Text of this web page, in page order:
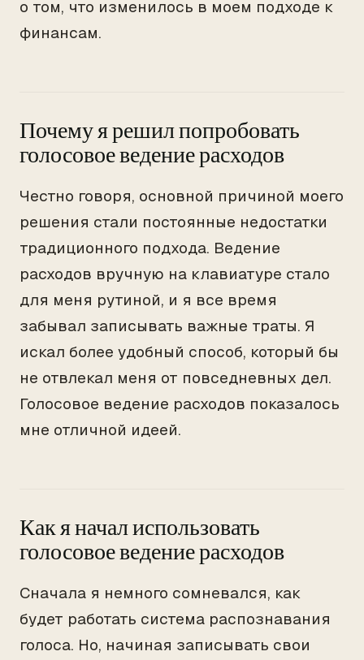
о том, что изменилось в моем подходе к
финансам.
Почему я решил попробовать
голосовое ведение расходов
Честно говоря, основной причиной моего
решения стали постоянные недостатки
традиционного подхода. Ведение
расходов вручную на клавиатуре стало
для меня рутиной, и я все время
забывал записывать важные траты. Я
искал более удобный способ, который бы
не отвлекал меня от повседневных дел.
Голосовое ведение расходов показалось
мне отличной идеей.
Как я начал использовать
голосовое ведение расходов
Сначала я немного сомневался, как
будет работать система распознавания
голоса. Но, начиная записывать свои